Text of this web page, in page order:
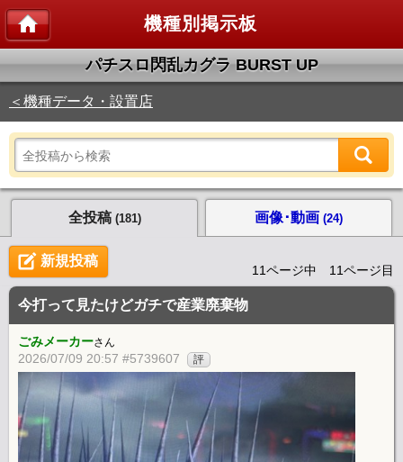
機種別掲示板
パチスロ閃乱カグラ BURST UP
＜機種データ・設置店
全投稿 (181) 画像･動画 (24)
新規投稿
11ページ中 11ページ目
今打って見たけどガチで産業廃棄物
ごみメーカーさん
2026/07/09 20:57 #5739607 評